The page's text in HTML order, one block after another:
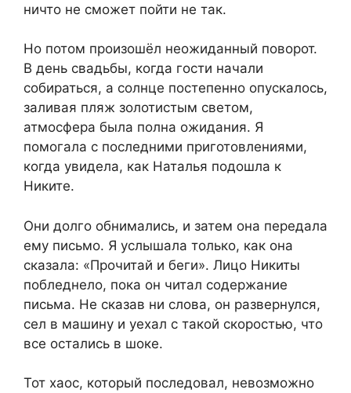
ничто не сможет пойти не так.
Но потом произошёл неожиданный поворот.
В день свадьбы, когда гости начали
собираться, а солнце постепенно опускалось,
заливая пляж золотистым светом,
атмосфера была полна ожидания. Я
помогала с последними приготовлениями,
когда увидела, как Наталья подошла к
Никите.
Они долго обнимались, и затем она передала
ему письмо. Я услышала только, как она
сказала: «Прочитай и беги». Лицо Никиты
побледнело, пока он читал содержание
письма. Не сказав ни слова, он развернулся,
сел в машину и уехал с такой скоростью, что
все остались в шоке.
Тот хаос, который последовал, невозможно